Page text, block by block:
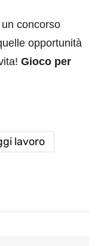
concorso
opportunità
Gioco per
lavoro